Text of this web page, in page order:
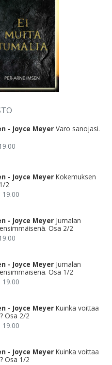
- Joyce Meyer Varo sanojasi.
- Joyce Meyer Kokemuksen
2
19.00
- Joyce Meyer Jumalan
Osa 2/2
- Joyce Meyer Jumalan
Osa 1/2
19.00
- Joyce Meyer Kuinka voittaa
Osa 2/2
19.00
- Joyce Meyer Kuinka voittaa
Osa 1/2